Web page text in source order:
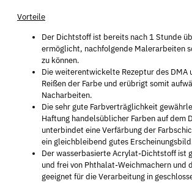
Vorteile
Der Dichtstoff ist bereits nach 1 Stunde
ermöglicht, nachfolgende Malerarbeiten
zu können.
Die weiterentwickelte Rezeptur des DMA
Reißen der Farbe und erübrigt somit
Nacharbeiten.
Die sehr gute Farbverträglichkeit
Haftung handelsüblicher Farben auf dem
unterbindet eine Verfärbung der
ein gleichbleibend gutes
Der wasserbasierte Acrylat-Dichtstoff ist
und frei von Phthalat-Weichmachern und
geeignet für die Verarbeitung in